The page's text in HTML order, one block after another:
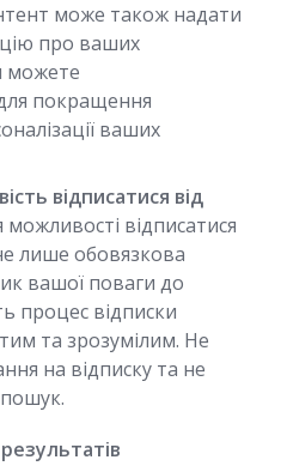
може також надати
про ваших
можете
покращення
ваших
відписатися від
відписатися
лише обовязкова
вашої поваги до
процес відписки
та зрозумілим. Не
на відписку та не